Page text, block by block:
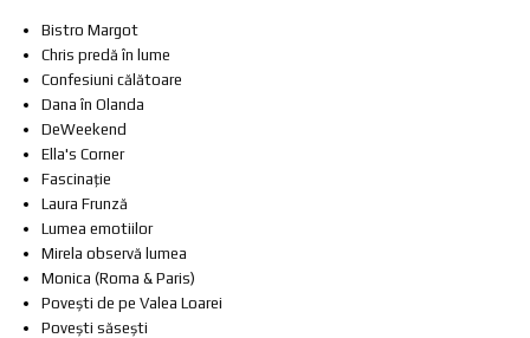
Bistro Margot
Chris predă în lume
Confesiuni călătoare
Dana în Olanda
DeWeekend
Ella's Corner
Fascinație
Laura Frunză
Lumea emotiilor
Mirela observă lumea
Monica (Roma & Paris)
Povești de pe Valea Loarei
Povești săsești